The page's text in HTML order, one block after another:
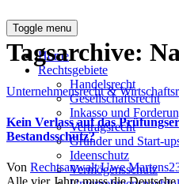
Toggle menu
Home
Rechtsgebiete
Handelsrecht
Gesellschaftsrecht
Inkasso und
Vertragsrecht
Gründer und Start-
Ideenschutz
Vermögensschutz
Tagsarchive:
Unternehmensrecht &
Kein Verlass auf das
Bestandsschutz?
Author
Von Rechtsanwalt Uwe Martens